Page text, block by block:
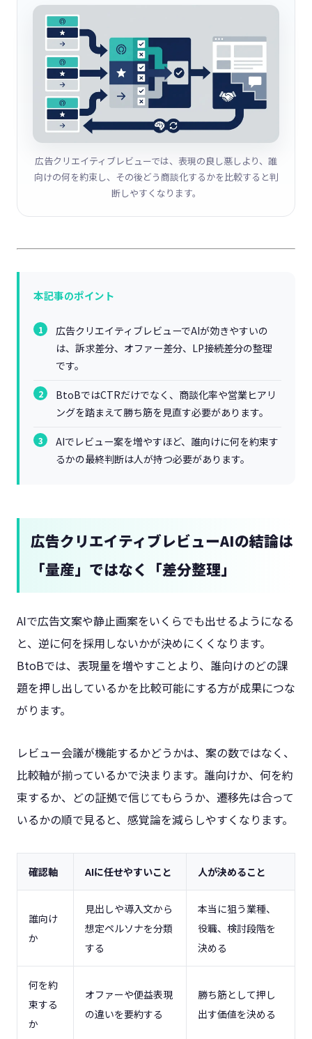
広告クリエイティブレビューでは、表現の良し悪しより、誰
向けの何を約束し、その後どう商談化するかを比較すると判
断しやすくなります。
本記事のポイント
広告クリエイティブレビューでAIが効きやすいの
は、訴求差分、オファー差分、LP接続差分の整理
です。
BtoBではCTRだけでなく、商談化率や営業ヒアリ
ングを踏まえて勝ち筋を見直す必要があります。
AIでレビュー案を増やすほど、誰向けに何を約束す
るかの最終判断は人が持つ必要があります。
広告クリエイティブレビューAIの結論は
「量産」ではなく「差分整理」
AIで広告文案や静止画案をいくらでも出せるようになる
と、逆に何を採用しないかが決めにくくなります。
BtoBでは、表現量を増やすことより、誰向けのどの課
題を押し出しているかを比較可能にする方が成果につな
がります。
レビュー会議が機能するかどうかは、案の数ではなく、
比較軸が揃っているかで決まります。誰向けか、何を約
束するか、どの証拠で信じてもらうか、遷移先は合って
いるかの順で見ると、感覚論を減らしやすくなります。
確認軸 AIに任せやすいこと 人が決めること
誰向け
か
見出しや導入文から
想定ペルソナを分類
する
本当に狙う業種、
役職、検討段階を
決める
何を約
束する
か
オファーや便益表現
の違いを要約する
勝ち筋として押し
出す価値を決める